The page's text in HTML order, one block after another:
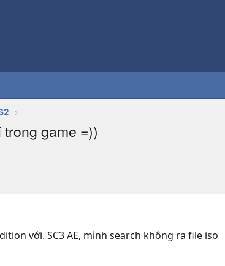
game =))
với. SC3 AE, mình search không ra file iso